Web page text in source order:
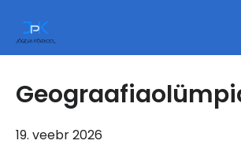
19. veebr 2026